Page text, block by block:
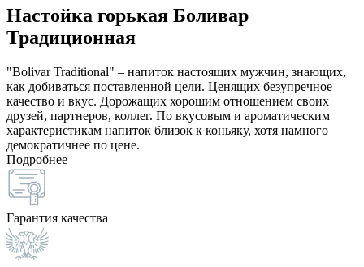
Настойка горькая Боливар
Традиционная
"Bolivar Traditional" – напиток настоящих мужчин, знающих,
как добиваться поставленной цели. Ценящих безупречное
качество и вкус. Дорожащих хорошим отношением своих
друзей, партнеров, коллег. По вкусовым и ароматическим
характеристикам напиток близок к коньяку, хотя намного
демократичнее по цене.
Подробнее
Гарантия качества